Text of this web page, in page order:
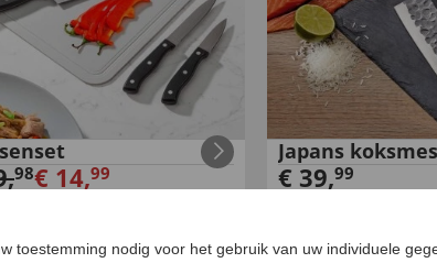
,98€ 14,99
Japans koksmes
€ 39,99
toestemming nodig voor het gebruik van uw individuele